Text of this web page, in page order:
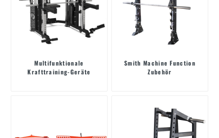
Multifunktionale
Krafttraining-Geräte
Smith Machine Function
Zubehör